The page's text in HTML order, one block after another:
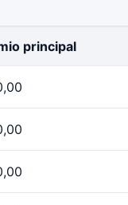
principal